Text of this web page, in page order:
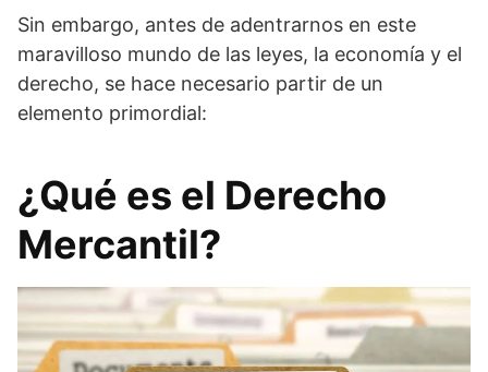
Sin embargo, antes de adentrarnos en este
maravilloso mundo de las leyes, la economía y el
derecho, se hace necesario partir de un
elemento primordial:
¿Qué es el Derecho
Mercantil?